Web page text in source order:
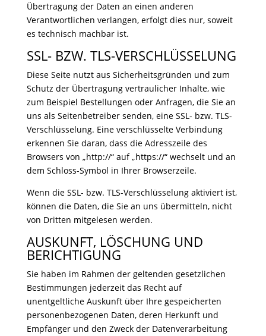
Übertragung der Daten an einen anderen
Verantwortlichen verlangen, erfolgt dies nur, soweit
es technisch machbar ist.
SSL- BZW. TLS-VERSCHLÜSSELUNG
Diese Seite nutzt aus Sicherheitsgründen und zum
Schutz der Übertragung vertraulicher Inhalte, wie
zum Beispiel Bestellungen oder Anfragen, die Sie an
uns als Seitenbetreiber senden, eine SSL- bzw. TLS-
Verschlüsselung. Eine verschlüsselte Verbindung
erkennen Sie daran, dass die Adresszeile des
Browsers von „http://“ auf „https://“ wechselt und an
dem Schloss-Symbol in Ihrer Browserzeile.
Wenn die SSL- bzw. TLS-Verschlüsselung aktiviert ist,
können die Daten, die Sie an uns übermitteln, nicht
von Dritten mitgelesen werden.
AUSKUNFT, LÖSCHUNG UND
BERICHTIGUNG
Sie haben im Rahmen der geltenden gesetzlichen
Bestimmungen jederzeit das Recht auf
unentgeltliche Auskunft über Ihre gespeicherten
personenbezogenen Daten, deren Herkunft und
Empfänger und den Zweck der Datenverarbeitung